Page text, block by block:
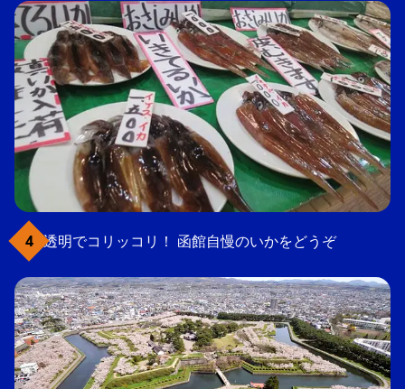
透明でコリッコリ！ 函館自慢のいかをどうぞ